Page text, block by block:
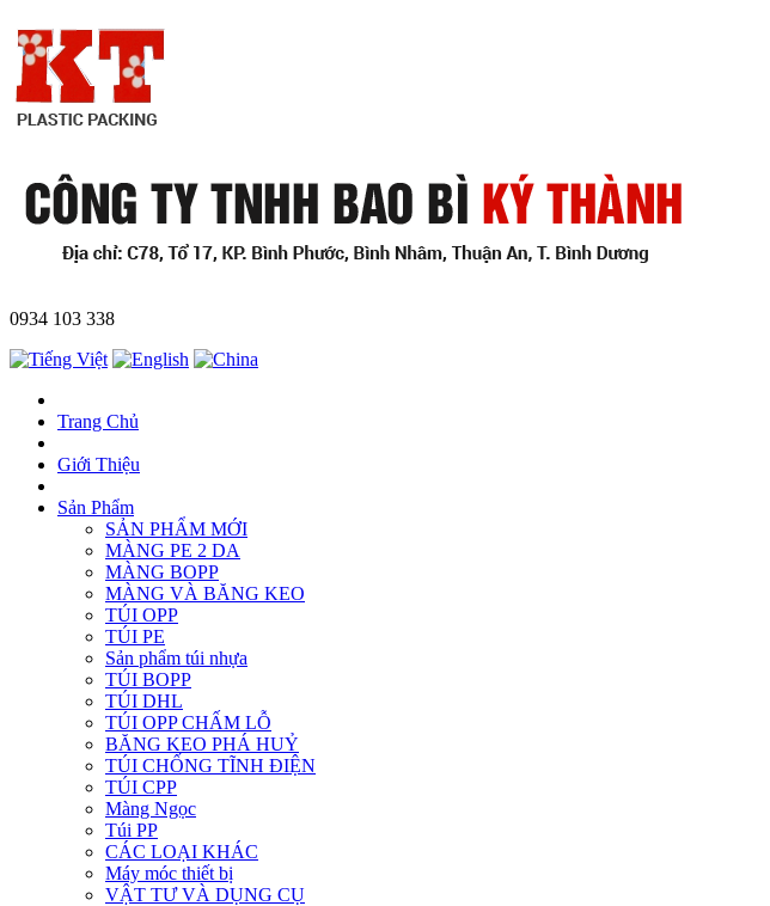
0934 103 338
Trang Chủ
Giới Thiệu
Sản Phẩm
SẢN PHẨM MỚI
MÀNG PE 2 DA
MÀNG BOPP
MÀNG VÀ BĂNG KEO
TÚI OPP
TÚI PE
Sản phẩm túi nhựa
TÚI BOPP
TÚI DHL
TÚI OPP CHẤM LỖ
BĂNG KEO PHÁ HUỶ
TÚI CHỐNG TĨNH ĐIỆN
TÚI CPP
Màng Ngọc
Túi PP
CÁC LOẠI KHÁC
Máy móc thiết bị
VẬT TƯ VÀ DỤNG CỤ